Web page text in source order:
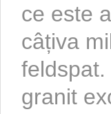
ce este
câțiva
granit